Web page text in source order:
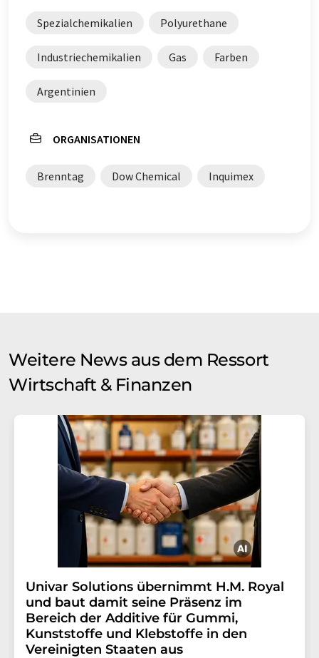
Spezialchemikalien Polyurethane
Industriechemikalien Gas Farben
Argentinien
ORGANISATIONEN
Brenntag Dow Chemical Inquimex
Weitere News aus dem Ressort
Wirtschaft & Finanzen
Univar Solutions übernimmt H.M. Royal
und baut damit seine Präsenz im
Bereich der Additive für Gummi,
Kunststoffe und Klebstoffe in den
Vereinigten Staaten aus